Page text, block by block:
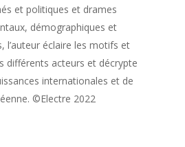
et politiques et drames
démographiques et
l’auteur éclaire les motifs et
différents acteurs et décrypte
internationales et de
©Electre 2022